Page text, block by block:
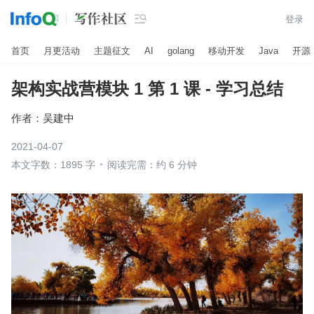
 登录
首页 月更活动 主题征文 AI golang 移动开发 Java 开源
架构实战营模块 1 第 1 课 - 学习总结
作者： 吴建中
2021-04-07
本文字数：1895 字
阅读完需：约 6 分钟